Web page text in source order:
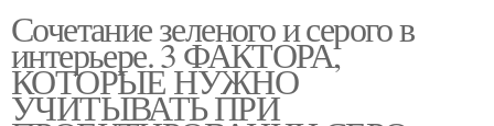
Сочетание зеленого и серого в
интерьере. 3 ФАКТОРА,
КОТОРЫЕ НУЖНО
УЧИТЫВАТЬ ПРИ